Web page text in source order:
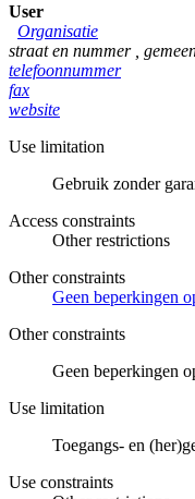
User
Organisatie
straat en nummer
telefoonnummer
fax
website
Use limitation
Gebruik zonder
Access constraints
Other restrictions
Other constraints
Geen beperkingen
Other constraints
Geen beperkingen
Use limitation
Toegangs- en
Use constraints